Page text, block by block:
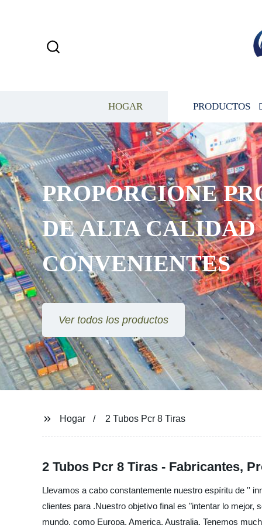
HOGAR PRODUCTOS
MEJORA
CALIDAD
Ver todos los productos
Hogar 2 Tubos Pcr 8 Tiras
2 Tubos Pcr 8 Tiras - Fabricantes,
Llevamos a cabo constantemente nuestro espíritu de ''
clientes para .Nuestro objetivo final es "intentar lo
mundo, como Europa, America, Australia, Tenemos